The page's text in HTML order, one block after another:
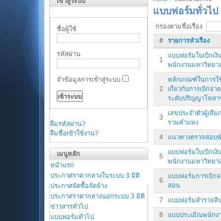
ชื่อผู้ใช้
รหัสผ่าน
จำข้อมูลการเข้าสู่ระบบ
ลืมรหัสผ่าน?
ลืมชื่อเข้าใช้งาน?
เมนูหลัก
หน้าแรก
ประกาศราคากลางในระบบ 3 มิติ
ประกาศจัดซื้อจัดจ้าง
ประกาศราคากลางนอกระบบ 3 มิติ
ข่าวสารทั่วไป
แบบฟอร์มทั่วไป
แบบฟอร์มทั่วไป
กรองตามชื่อเรื่อง
#
รายการหัวเรื่อง
1
แบบฟอร์มใบเบิกเ
พนักงานมหาวิทยา
2
หลักเกณฑ์ในการใ
เกี่ยวกับการเบิกจ่า
ระดับปริญญาโทสา
3
เลขประจำตัวผู้เสี
รามคำแหง
4
แนวทางตรวจสอบ
5
แบบฟอร์มใบเบิกเ
พนักงานมหาวิทยา
6
แบบฟอร์มการเบิก
สอน
7
แบบฟอร์มสำรวจสิ
8
แบบประเมิณพนักง